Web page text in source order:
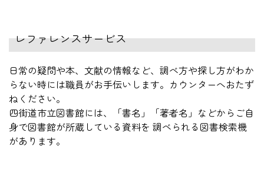
レファレンスサービス
日常の疑問や本、文献の情報など、調べ方や探し方がわか
らない時には職員がお手伝いします。カウンターへおたず
ねください。
四街道市立図書館には、「書名」「著者名」などからご自
身で図書館が所蔵している資料を 調べられる図書検索機
があります。